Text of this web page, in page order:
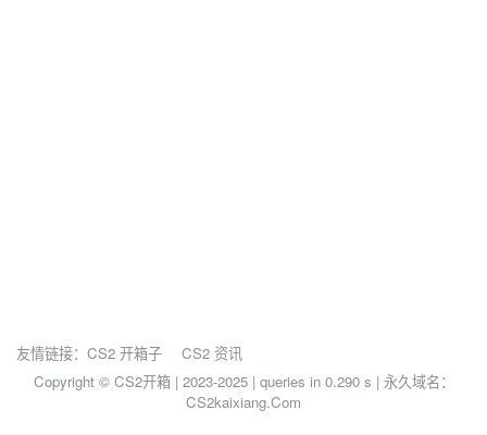
友情链接： CS2 开箱子
CS2 资讯
Copyright © CS2开箱 | 2023-2025 | queries in 0.290 s | 永久域名：
CS2kaixiang.Com